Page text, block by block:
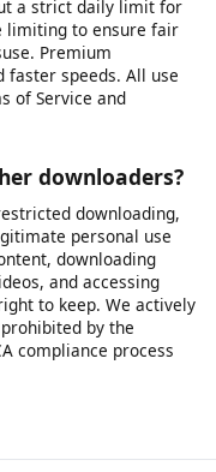
a video as an MP3
videos you have rights
licensed lectures,
for free use.
a strict daily limit for
limiting to ensure fair
Premium
faster speeds. All use
of Service and